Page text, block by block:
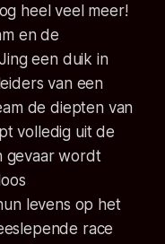
heel veel meer!
en de
een duik in
van een
de diepten van
volledig uit de
gevaar wordt
levens op het
race